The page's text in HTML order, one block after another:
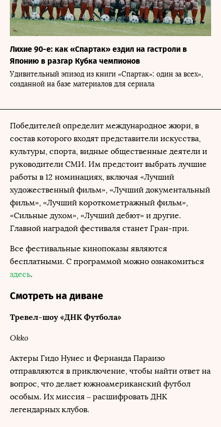
Лихие 90-е: как «Спартак» ездил на гастроли в
Японию в разгар Кубка чемпионов
Удивительный эпизод из книги «Спартак»: один за всех»,
созданной на базе материалов для сериала
Победителей определит международное жюри, в
состав которого входят представители искусства,
культуры, спорта, видные общественные деятели и
руководители СМИ. Им предстоит выбрать лучшие
работы в 12 номинациях, включая «Лучший
художественный фильм», «Лучший документальный
фильм», «Лучший короткометражный фильм»,
«Сильные духом», «Лучший дебют» и другие.
Главной наградой фестиваля станет Гран-при.
Все фестивальные кинопоказы являются
бесплатными. С программой можно ознакомиться
здесь.
Смотреть на диване
Тревел-шоу «ДНК Футбола»
Okko
Актеры Гидо Нунес и Фернанда Параизо
отправляются в приключение, чтобы найти ответ на
вопрос, что делает южноамериканский футбол
особым. Их миссия – расшифровать ДНК
легендарных клубов.